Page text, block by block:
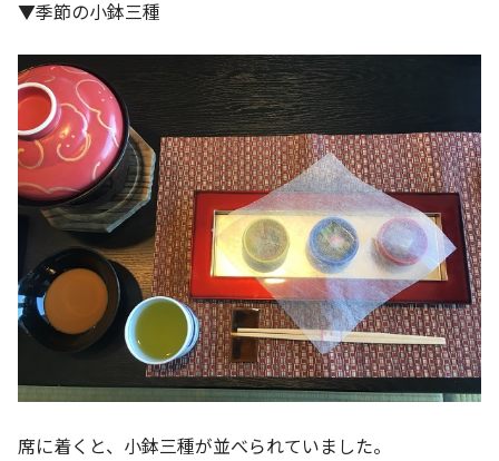
▼季節の小鉢三種
席に着くと、小鉢三種が並べられていました。